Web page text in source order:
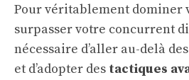
Pour véritablement dominer
surpasser votre concurrent
nécessaire d’aller au-delà
et d’adopter des tactiques